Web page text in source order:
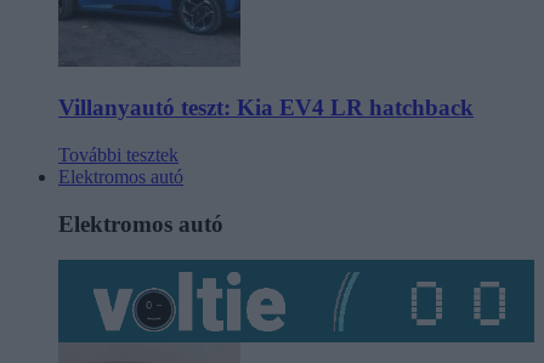
Villanyautó teszt: Kia EV4 LR hatchback
További tesztek
Elektromos autó
Elektromos autó